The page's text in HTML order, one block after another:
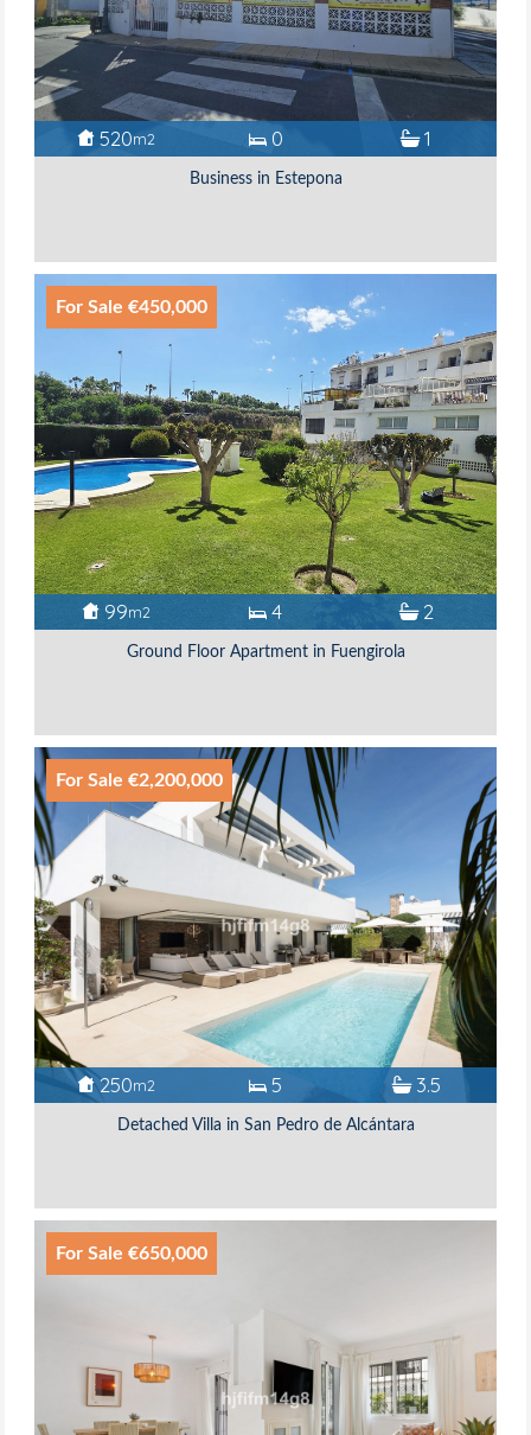
520m2 0 1
Business in Estepona
For Sale €450,000
99m2 4 2
Ground Floor Apartment in Fuengirola
For Sale €2,200,000
250m2 5 3.5
Detached Villa in San Pedro de Alcántara
For Sale €650,000